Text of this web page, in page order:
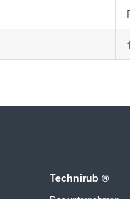
Technirub ®